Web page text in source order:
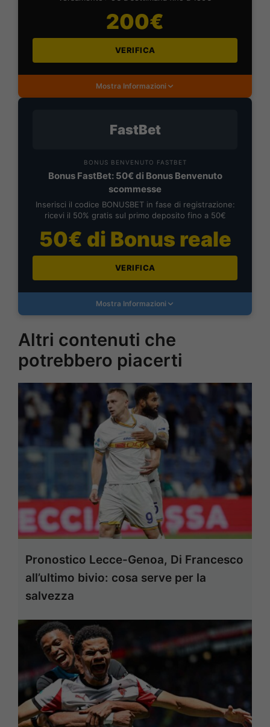
200€
VERIFICA
Mostra Informazioni
FastBet
BONUS BENVENUTO FASTBET
Bonus FastBet: 50€ di Bonus Benvenuto
scommesse
Inserisci il codice BONUSBET in fase di registrazione:
ricevi il 50% gratis sul primo deposito fino a 50€
50€ di Bonus reale
VERIFICA
Mostra Informazioni
Altri contenuti che
potrebbero piacerti
Pronostico Lecce-Genoa, Di Francesco
all’ultimo bivio: cosa serve per la
salvezza